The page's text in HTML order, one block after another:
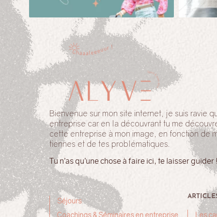
Bienvenue sur mon site internet, je suis ravie
entreprise car en la découvrant tu me
cette entreprise à mon image, en fonction de
tiennes et de tes problématiques.
Tu n’as qu’une chose à faire ici, te laisser guider !
Séjours
Coachings & Séminaires en entreprise
Les